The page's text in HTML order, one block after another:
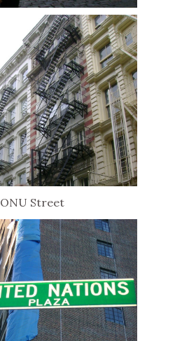
ONU Street